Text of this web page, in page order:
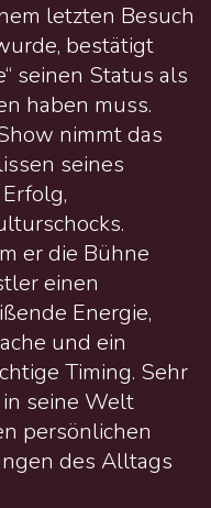
letzten Besuch
bestätigt
seinen Status als
haben muss.
nimmt das
seines
er die Bühne
einen
Energie,
und ein
Timing. Sehr
seine Welt
persönlichen
des Alltags